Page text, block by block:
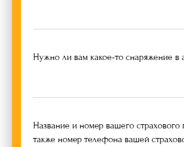
Нужно ли вам какое-то снаряжение в
Название и номер вашего страхового
также номер телефона вашей